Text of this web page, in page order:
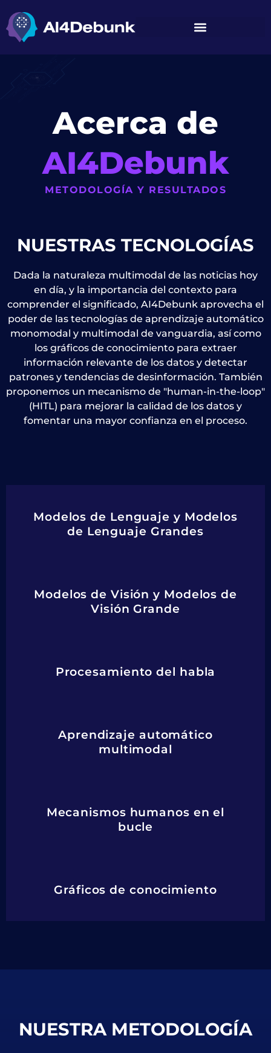
Acerca de
AI4Debunk
METODOLOGÍA Y RESULTADOS
NUESTRAS TECNOLOGÍAS
Dada la naturaleza multimodal de las noticias hoy
en día, y la importancia del contexto para
comprender el significado, AI4Debunk aprovecha el
poder de las tecnologías de aprendizaje automático
monomodal y multimodal de vanguardia, así como
los gráficos de conocimiento para extraer
información relevante de los datos y detectar
patrones y tendencias de desinformación. También
proponemos un mecanismo de "human-in-the-loop"
(HITL) para mejorar la calidad de los datos y
fomentar una mayor confianza en el proceso.
Modelos de Lenguaje y Modelos
de Lenguaje Grandes
Modelos de Visión y Modelos de
Visión Grande
Procesamiento del habla
Aprendizaje automático
multimodal
Mecanismos humanos en el
bucle
Gráficos de conocimiento
NUESTRA METODOLOGÍA